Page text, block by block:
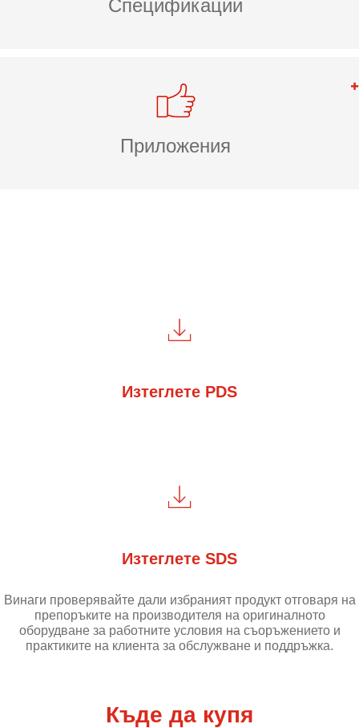
Спецификации
Приложения
Изтеглете PDS
Изтеглете SDS
Винаги проверявайте дали избраният продукт отговаря на
препоръките на производителя на оригиналното
оборудване за работните условия на съоръжението и
практиките на клиента за обслужване и поддръжка.
Къде да купя